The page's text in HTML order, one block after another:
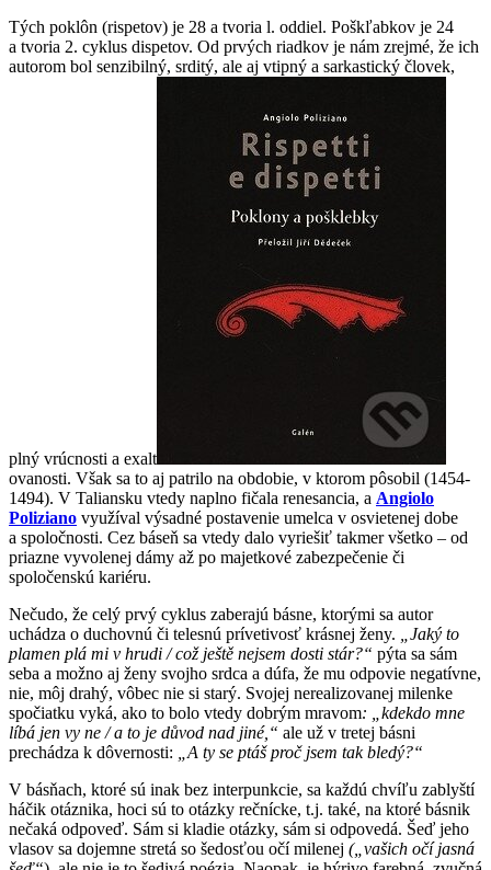
Tých poklôn (rispetov) je 28 a tvoria l. oddiel. Poškľabkov je 24
a tvoria 2. cyklus dispetov. Od prvých riadkov je nám zrejmé, že ich
autorom bol senzibilný, srditý, ale aj vtipný a sarkastický človek,
plný vrúcnosti a exalt
ovanosti. Však sa to aj patrilo na obdobie, v ktorom pôsobil (1454-
1494). V Taliansku vtedy naplno fičala renesancia, a Angiolo
Poliziano využíval výsadné postavenie umelca v osvietenej dobe
a spoločnosti. Cez báseň sa vtedy dalo vyriešiť takmer všetko – od
priazne vyvolenej dámy až po majetkové zabezpečenie či
spoločenskú kariéru.
Nečudo, že celý prvý cyklus zaberajú básne, ktorými sa autor
uchádza o duchovnú či telesnú prívetivosť krásnej ženy.
„Jaký to
plamen plá mi v hrudi / což ještě nejsem dosti stár?“ pýta sa sám
seba a možno aj ženy svojho srdca a dúfa, že mu odpovie negatívne,
nie, môj drahý, vôbec nie si starý. Svojej nerealizovanej milenke
spočiatku vyká, ako to bolo vtedy dobrým mravom: „kdekdo mne
líbá jen vy ne / a to je důvod nad jiné,“ ale už v tretej básni
prechádza k dôvernosti:
„A ty se ptáš proč jsem tak bledý?“
V básňach, ktoré sú inak bez interpunkcie, sa každú chvíľu zablyští
háčik otáznika, hoci sú to otázky rečnícke, t.j. také, na ktoré básnik
nečaká odpoveď. Sám si kladie otázky, sám si odpovedá. Šeď jeho
vlasov sa dojemne stretá so šedosťou očí milenej („vašich očí jasná